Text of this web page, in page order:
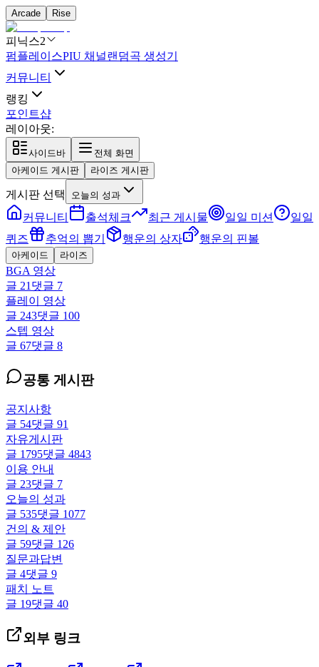
Arcade Rise
피닉스2
펌플레이스PIU 채널랜덤곡 생성기
커뮤니티
랭킹
포인트샵
레이아웃:
사이드바
전체 화면
아케이드 게시판
라이즈 게시판
게시판 선택 오늘의 성과
커뮤니티 출석체크 최근 게시물 일일 미션
일일
퀴즈
추억의 뽑기 행운의 상자 행운의 핀볼
아케이드 라이즈
BGA 영상
글 21 댓글 7
플레이 영상
글 243댓글 100
스텝 영상
글 67댓글 8
공통 게시판
공지사항
글 54댓글 91
자유게시판
글 1795댓글 4843
이용 안내
글 23댓글 7
오늘의 성과
글 535댓글 1077
건의 & 제안
글 59댓글 126
질문과답변
글 4댓글 9
패치 노트
글 19댓글 40
외부 링크